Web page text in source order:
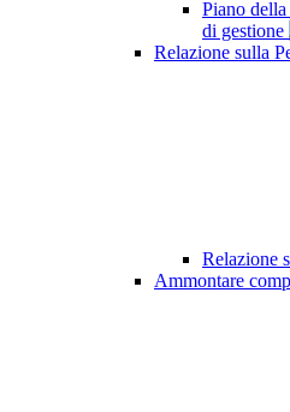
Piano
di gestione
Relazione sulla
Relazione
Ammontare